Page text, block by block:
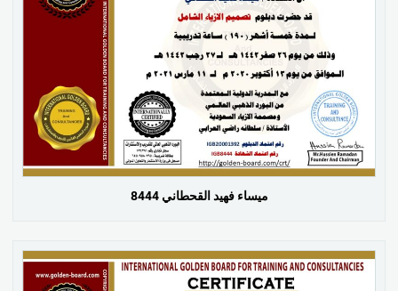
ميساء فهيد القحطاني 8444